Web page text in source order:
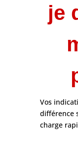
je
Vos
différence
charge